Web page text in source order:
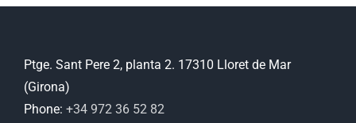
Ptge. Sant Pere 2, planta 2. 17310 Lloret de Mar
(Girona)
Phone: +34 972 36 52 82